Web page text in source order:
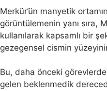
Merkür’ün manyetik
görüntülemenin yanı sıra,
kullanılarak kapsamlı bir
gezegensel cismin
Bu, daha önceki
gelen beklenmedik